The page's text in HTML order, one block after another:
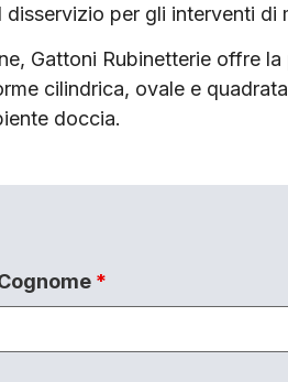
per gli interventi di
Gattoni Rubinetterie offre
cilindrica, ovale e
doccia.
*